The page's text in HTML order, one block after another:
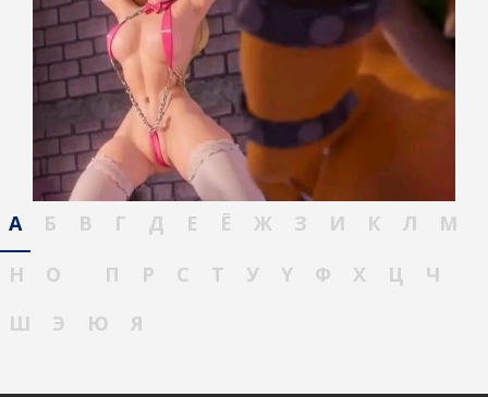
А Б В Г Д Е Ё Ж З И К Л
М
Н
О П Р С Т У Ү Ф Х Ц
Ч
Ш
Э Ю Я